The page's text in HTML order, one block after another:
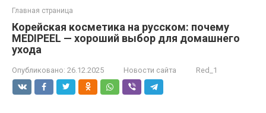
Главная страница
Корейская косметика на русском: почему
MEDIPEEL — хороший выбор для домашнего
ухода
Опубликовано: 26.12.2025 Новости сайта Red_1